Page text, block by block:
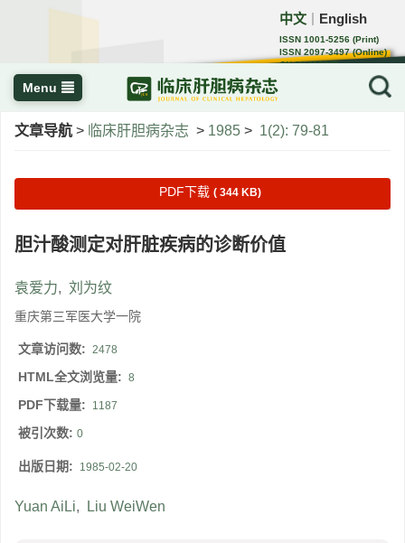
中文 English
ISSN 1001-5256 (Print)
ISSN 2097-3497 (Online)
CN 22-1108/R
Menu
文章导航 > 临床肝胆病杂志 > 1985 > 1(2): 79-81
PDF下载 ( 344 KB)
胆汁酸测定对肝脏疾病的诊断价值
袁爱力, 刘为纹
重庆第三军医大学一院
文章访问数: 2478
HTML全文浏览量: 8
PDF下载量: 1187
被引次数: 0
出版日期: 1985-02-20
Yuan AiLi, Liu WeiWen